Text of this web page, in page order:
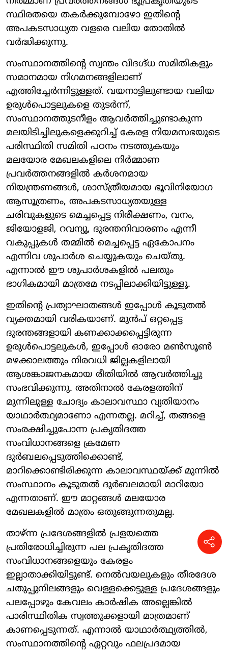
സ്ഥിരതയെ തകർക്കുമ്പോഴോ ഇതിന്റെ
അപകടസാധ്യത വളരെ വലിയ തോതിൽ
വർദ്ധിക്കുന്നു.
സംസ്ഥാനത്തിന്റെ സ്വന്തം വിദഗ്ദ്ധ സമിതികളും
സമാനമായ നിഗമനങ്ങളിലാണ്
എത്തിച്ചേർന്നിട്ടുള്ളത്. വയനാട്ടിലുണ്ടായ വലിയ
ഉരുൾപൊട്ടലുകളെ തുടർന്ന്,
സംസ്ഥാനത്തുടനീളം ആവർത്തിച്ചുണ്ടാകുന്ന
മലയിടിച്ചിലുകളെക്കുറിച്ച് കേരള നിയമസഭയുടെ
പരിസ്ഥിതി സമിതി പഠനം നടത്തുകയും
മലയോര മേഖലകളിലെ നിർമ്മാണ
പ്രവർത്തനങ്ങളിൽ കർശനമായ
നിയന്ത്രണങ്ങൾ, ശാസ്ത്രീയമായ ഭൂവിനിയോഗ
ആസൂത്രണം, അപകടസാധ്യതയുള്ള
ചരിവുകളുടെ മെച്ചപ്പെട്ട നിരീക്ഷണം, വനം,
ജിയോളജി, റവന്യൂ, ദുരന്തനിവാരണം എന്നീ
വകുപ്പുകൾ തമ്മിൽ മെച്ചപ്പെട്ട ഏകോപനം
എന്നിവ ശുപാർശ ചെയ്യുകയും ചെയ്തു.
എന്നാൽ ഈ ശുപാർശകളിൽ പലതും
ഭാഗികമായി മാത്രമേ നടപ്പിലാക്കിയിട്ടുള്ളൂ.
ഇതിന്റെ പ്രത്യാഘാതങ്ങൾ ഇപ്പോൾ കൂടുതൽ
വ്യക്തമായി വരികയാണ്. മുൻപ് ഒറ്റപ്പെട്ട
ദുരന്തങ്ങളായി കണക്കാക്കപ്പെട്ടിരുന്ന
ഉരുൾപൊട്ടലുകൾ, ഇപ്പോൾ ഓരോ മൺസൂൺ
മഴക്കാലത്തും നിരവധി ജില്ലകളിലായി
ആശങ്കാജനകമായ രീതിയിൽ ആവർത്തിച്ചു
സംഭവിക്കുന്നു. അതിനാൽ കേരളത്തിന്
മുന്നിലുള്ള ചോദ്യം കാലാവസ്ഥാ വ്യതിയാനം
യാഥാർത്ഥ്യമാണോ എന്നതല്ല. മറിച്ച്, തങ്ങളെ
സംരക്ഷിച്ചുപോന്ന പ്രകൃതിദത്ത
സംവിധാനങ്ങളെ ക്രമേണ
ദുർബലപ്പെടുത്തിക്കൊണ്ട്,
മാറിക്കൊണ്ടിരിക്കുന്ന കാലാവസ്ഥയ്ക്ക് മുന്നിൽ
സംസ്ഥാനം കൂടുതൽ ദുർബലമായി മാറിയോ
എന്നതാണ്. ഈ മാറ്റങ്ങൾ മലയോര
മേഖലകളിൽ മാത്രം ഒതുങ്ങുന്നതുമല്ല.
താഴ്ന്ന പ്രദേശങ്ങളിൽ പ്രളയത്തെ
പ്രതിരോധിച്ചിരുന്ന പല പ്രകൃതിദത്ത
സംവിധാനങ്ങളെയും കേരളം
ഇല്ലാതാക്കിയിട്ടുണ്ട്. നെൽവയലുകളും തീരദേശ
ചതുപ്പുനിലങ്ങളും വെള്ളക്കെട്ടുള്ള പ്രദേശങ്ങളും
പലപ്പോഴും കേവലം കാർഷിക അല്ലെങ്കിൽ
പാരിസ്ഥിതിക സ്വത്തുക്കളായി മാത്രമാണ്
കാണപ്പെടുന്നത്. എന്നാൽ യാഥാർത്ഥ്യത്തിൽ,
സംസ്ഥാനത്തിന്റെ ഏറ്റവും ഫലപ്രദമായ